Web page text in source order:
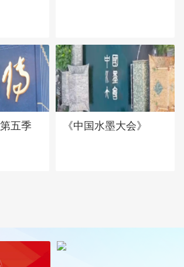
五季 《中国水墨大会》